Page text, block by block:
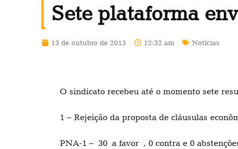
Sete plataforma
13 de outubro de 2013 12:32 am Notícias
O sindicato recebeu até o momento sete
1 – Rejeição da proposta de cláusulas
PNA-1 – 30 a favor , 0 contra e 0